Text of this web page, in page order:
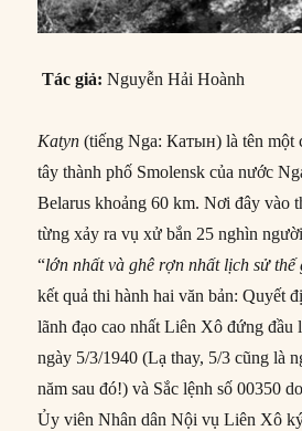
Tác giả: Nguyễn Hải Hoành
Katyn(tiếng Nga: Катын) là tên một
tây thành phố Smolensk của nước
Belarus khoảng 60 km. Nơi đây vào
từng xảy ra vụ xử bắn 25 nghìn
“lớn nhất và ghê rợn nhất lịch sử thế
kết quả thi hành hai văn bản: Quyết
lãnh đạo cao nhất Liên Xô đứng đầu
ngày 5/3/1940 (Lạ thay, 5/3 cũng là
năm sau đó!) và Sắc lệnh số 00350
Ủy viên Nhân dân Nội vụ Liên Xô